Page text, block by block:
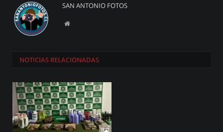
SAN ANTONIO FOTOS
Website
NOTICIAS RELACIONADAS